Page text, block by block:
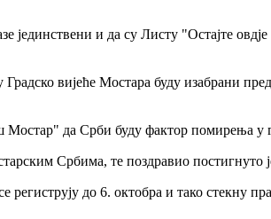
јединствени и да су Листу "Остајте
вијеће Мостара буду изабрани
Мостар" да Срби буду фактор помирења
Србима, те поздравио постигнуто
региструју до 6. октобра и тако стекну